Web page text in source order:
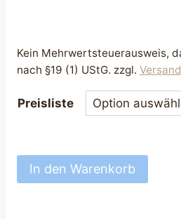
Kein Mehrwertsteuerausweis,
nach §19 (1) UStG. zzgl.
Preisliste
Hundehalsband
perfekt
In den Warenkorb